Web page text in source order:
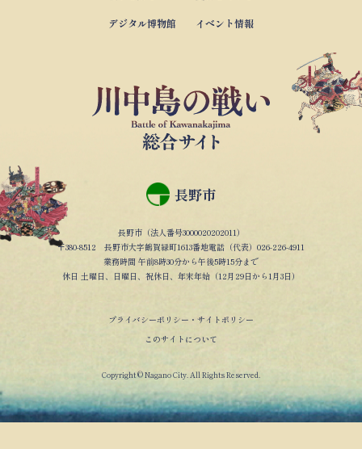
デジタル博物館 イベント情報
長野市
長野市（法人番号3000020202011）
〒380-8512 長野市大字鶴賀緑町1613番地電話（代表）026-226-4911
業務時間 午前8時30分から午後5時15分まで
休日 土曜日、日曜日、祝休日、年末年始（12月29日から1月3日）
プライバシーポリシー・サイトポリシー
このサイトについて
Copyright © Nagano City. All Rights Reserved.